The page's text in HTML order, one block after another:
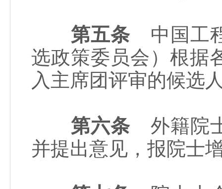
第五条 中国工
选政策委员会）根据
入主席团评审的候选
第六条 外籍院
并提出意见，报院士